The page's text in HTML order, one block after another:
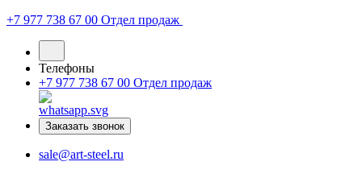
+7 977 738 67 00 Отдел продаж
Телефоны
+7 977 738 67 00 Отдел продаж
Заказать звонок
sale@art-steel.ru